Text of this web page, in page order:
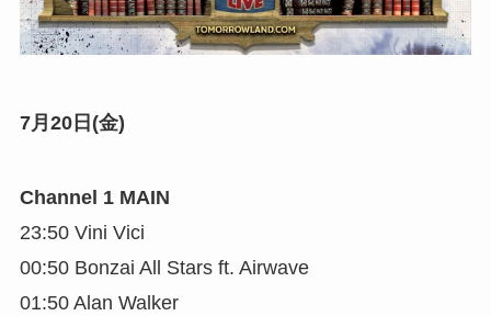
7月20日(金)
Channel 1 MAIN
23:50 Vini Vici
00:50 Bonzai All Stars ft. Airwave
01:50 Alan Walker